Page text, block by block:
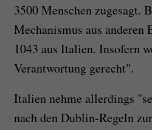
3500 Menschen zugesagt.
Mechanismus aus anderen
1043 aus Italien. Insofern
Verantwortung gerecht".
Italien nehme allerdings
nach den Dublin-Regeln